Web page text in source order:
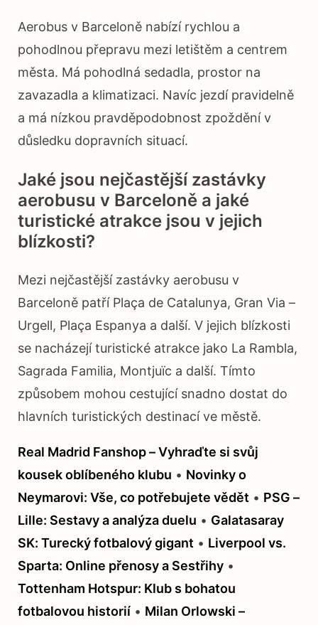
Aerobus v Barceloně nabízí rychlou a
pohodlnou přepravu mezi letištěm a centrem
města. Má pohodlná sedadla, prostor na
zavazadla a klimatizaci. Navíc jezdí pravidelně
a má nízkou pravděpodobnost zpoždění v
důsledku dopravních situací.
Jaké jsou nejčastější zastávky
aerobusu v Barceloně a jaké
turistické atrakce jsou v jejich
blízkosti?
Mezi nejčastější zastávky aerobusu v
Barceloně patří Plaça de Catalunya, Gran Via –
Urgell, Plaça Espanya a další. V jejich blízkosti
se nacházejí turistické atrakce jako La Rambla,
Sagrada Familia, Montjuïc a další. Tímto
způsobem mohou cestující snadno dostat do
hlavních turistických destinací ve městě.
Real Madrid Fanshop – Vyhraďte si svůj
kousek oblíbeného klubu • Novinky o
Neymarovi: Vše, co potřebujete vědět • PSG –
Lille: Sestavy a analýza duelu • Galatasaray
SK: Turecký fotbalový gigant • Liverpool vs.
Sparta: Online přenosy a Sestřihy •
Tottenham Hotspur: Klub s bohatou
fotbalovou historií • Milan Orlowski –